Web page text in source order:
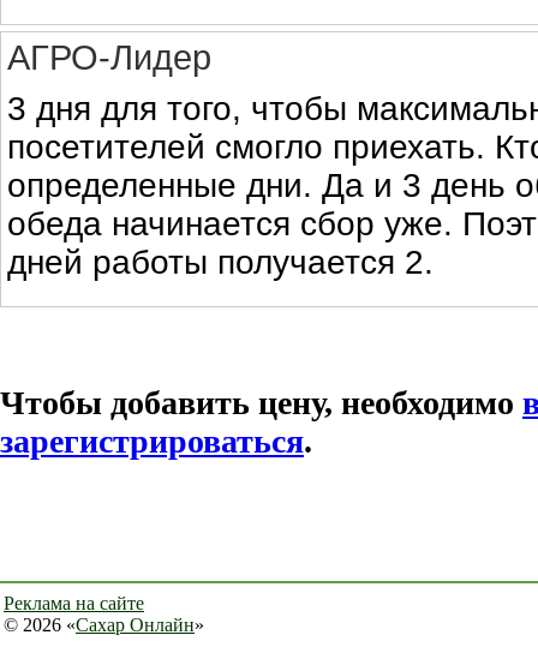
АГРО-Лидер
3 дня для того, чтобы
посетителей смогло приехать.
определенные дни. Да и 3 день
обеда начинается сбор уже.
дней работы получается 2.
Чтобы добавить цену, необходимо
зарегистрироваться.
Реклама на сайте
© 2026 «Сахар Онлайн»